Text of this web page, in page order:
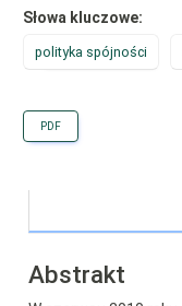
Słowa kluczowe:
polityka spójności
PDF
Abstrakt